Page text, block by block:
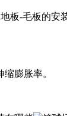
板-毛板的安
膨胀率。